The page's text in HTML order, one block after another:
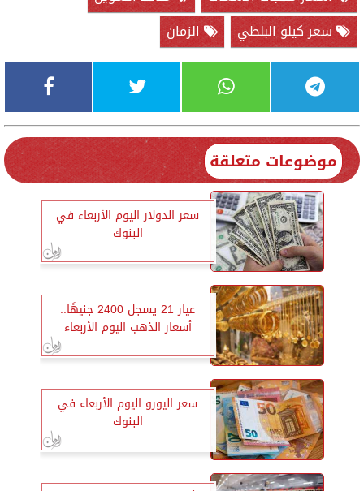
سعر كيلو البلطي
الزمان
موضوعات متعلقة
سعر الدولار اليوم الأربعاء في
البنوك
عيار 21 يسجل 2400 جنيهًا..
أسعار الذهب اليوم الأربعاء
سعر اليورو اليوم الأربعاء في
البنوك